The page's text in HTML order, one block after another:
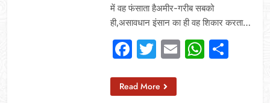
में वह फंसाता हैअमीर-गरीब सबको
ही,असावधान इंसान का ही वह शिकार करता…
Facebook
Twitter
Email
Read More